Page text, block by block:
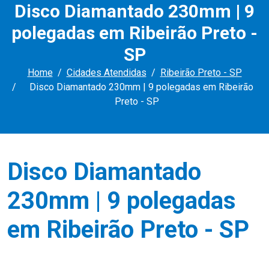
Disco Diamantado 230mm | 9
polegadas em Ribeirão Preto -
SP
Home Cidades Atendidas
Ribeirão Preto - SP
Disco Diamantado 230mm | 9 polegadas em Ribeirão
Preto - SP
Disco Diamantado
230mm | 9 polegadas
em Ribeirão Preto - SP